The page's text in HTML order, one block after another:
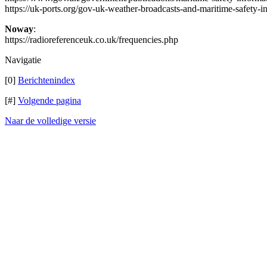
https://uk-ports.org/gov-uk-weather-broadcasts-and-maritime-safety-
Noway:
https://radioreferenceuk.co.uk/frequencies.php
Navigatie
[0] Berichtenindex
[#] Volgende pagina
Naar de volledige versie